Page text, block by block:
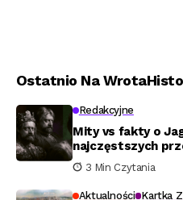
Ostatnio Na
Redakcyjne
Mity vs fakty o
najczęstszych
3 Min Czytania
Aktualności Kartka